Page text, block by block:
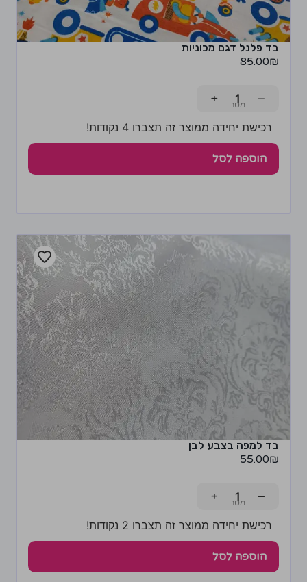
בד פלנל דגם מכוניות
85.00₪
−
+
רכישת יחידה ממוצר זה תצברו 4 נקודות!
הוספה לסל
בד למפה בצבע לבן
55.00₪
−
+
רכישת יחידה ממוצר זה תצברו 2 נקודות!
הוספה לסל